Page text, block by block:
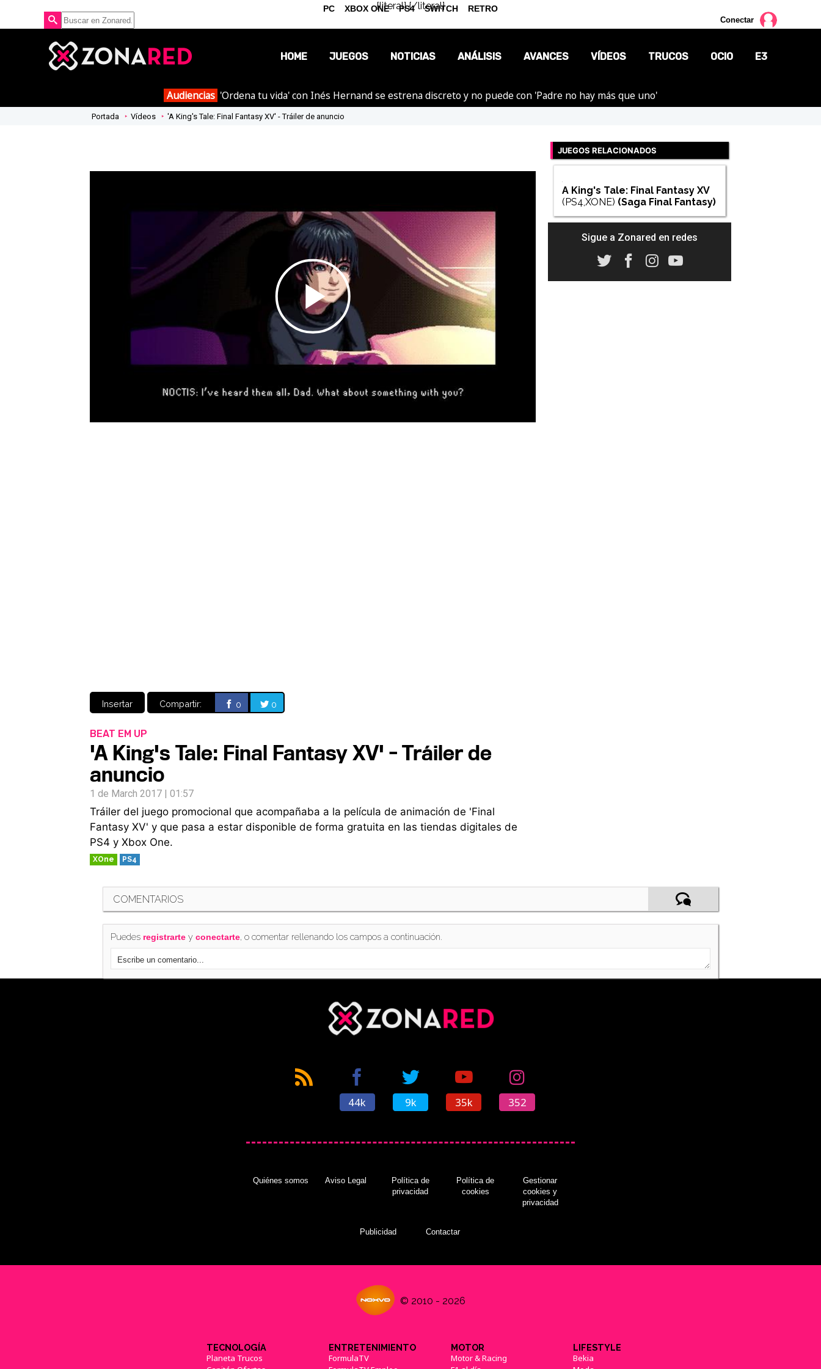
{literal}{/literal}
Conectar
HOME JUEGOS NOTICIAS
OPINIÓN
ANÁLISIS AVANCES VÍDEOS TRUCOS OCIO E3
Audiencias 'Ordena tu vida' con Inés Hernand se estrena discreto y no puede con 'Padre no hay más que uno'
Portada Vídeos 'A King's Tale: Final Fantasy XV' - Tráiler de anuncio
Play
Video
Insertar Compartir: 0 0
BEAT EM UP
'A King's Tale: Final Fantasy XV' - Tráiler de
anuncio
1 de March 2017 | 01:57
Tráiler del juego promocional que acompañaba a la película de animación de 'Final
Fantasy XV' y que pasa a estar disponible de forma gratuita en las tiendas digitales de
PS4 y Xbox One.
XOne PS4
JUEGOS RELACIONADOS
A King's Tale: Final Fantasy XV
(PS4,XONE) (Saga Final Fantasy)
Sigue a Zonared en redes
COMENTARIOS
Puedes registrartey conectarte, o comentar rellenando los campos a continuación.
PC XBOX ONE PS4 SWITCH RETRO
44k 9k 35k 352
Quiénes somos Aviso Legal
Política de
privacidad
Política de
cookies
Gestionar
cookies y
privacidad
Publicidad Contactar
© 2010 - 2026
TECNOLOGÍA
Planeta Trucos
ENTRETENIMIENTO
FormulaTV
MOTOR
Motor & Racing
LIFESTYLE
Bekia